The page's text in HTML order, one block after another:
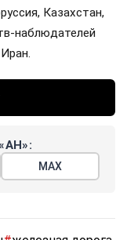
Казахстан,
наблюдателей
МАХ